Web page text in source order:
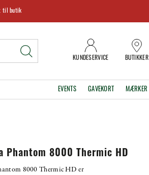
til butik
KUNDESERVICE BUTIKKER
EVENTS GAVEKORT MÆRKER
Phantom 8000 Thermic HD
8000 Thermic HD er